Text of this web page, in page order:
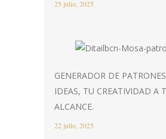
25 julio, 2025
GENERADOR DE
IDEAS, TU CREATIVIDAD A
ALCANCE.
22 julio, 2025